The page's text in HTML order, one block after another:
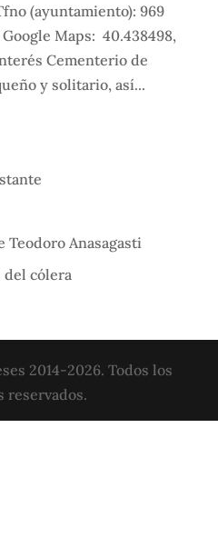
(ayuntamiento): 969
Maps: 40.438498,
Cementerio de
y solitario, así...
Teodoro Anasagasti
del cólera
2014-2026. Todos los
reservados.